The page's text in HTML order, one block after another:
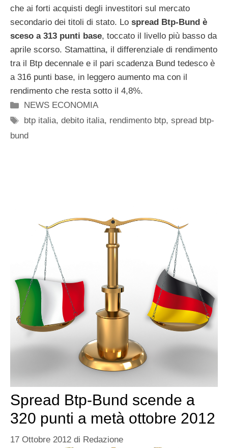
che ai forti acquisti degli investitori sul mercato
secondario dei titoli di stato. Lo spread Btp-Bund è
sceso a 313 punti base, toccato il livello più basso da
aprile scorso. Stamattina, il differenziale di rendimento
tra il Btp decennale e il pari scadenza Bund tedesco è
a 316 punti base, in leggero aumento ma con il
rendimento che resta sotto il 4,8%.
Categorie
NEWS ECONOMIA
Tag
btp italia,debito italia, rendimento btp,spread btp-
bund
Spread Btp-Bund scende a
320 punti a metà ottobre 2012
17 Ottobre 2012 di Redazione